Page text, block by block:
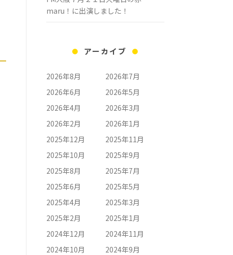
maru！に出演しました！
アーカイブ
2026年8月
2026年7月
2026年6月
2026年5月
2026年4月
2026年3月
2026年2月
2026年1月
2025年12月
2025年11月
2025年10月
2025年9月
2025年8月
2025年7月
2025年6月
2025年5月
2025年4月
2025年3月
2025年2月
2025年1月
2024年12月
2024年11月
2024年10月
2024年9月